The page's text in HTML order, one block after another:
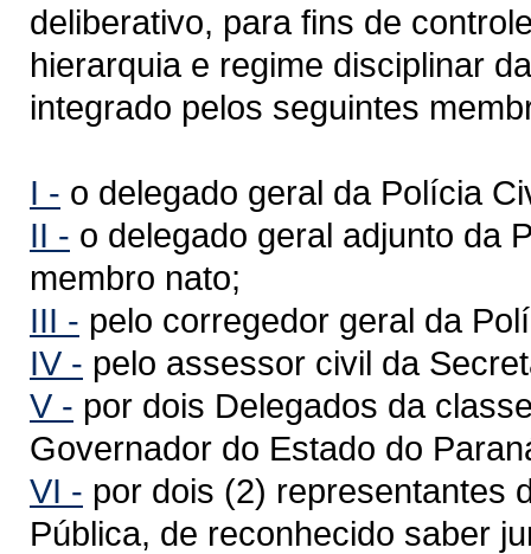
deliberativo, para fins de
hierarquia e regime disciplinar
integrado pelos seguintes
I - o delegado geral da Polícia
II - o delegado geral adjunto da
membro nato;
III - pelo corregedor geral da
IV - pelo assessor civil da
V - por dois Delegados da
Governador do Estado do
VI - por dois (2) representantes
Pública, de reconhecido saber